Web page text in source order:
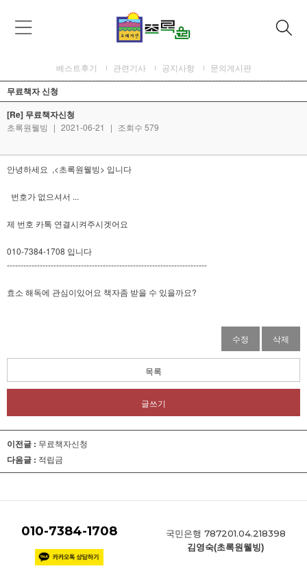
베스트후기 관련기사 공지사항 문의게시판
무료책자 신청
[Re] 무료책자신청
초록원웰빙 | 2021-06-21 | 조회수 579
안녕하세요 ,<초록원웰빙> 입니다
번호가 없으셔서 ...
제 번호 카톡 연결시켜주시겟어요
010-7384-1708 입니다
-------------------------------------------------------------------------
효소 해독에 관심이있어요 책자좀 받을 수 있을까요?
수정 삭제
목록
글쓰기
이전글 : 무료책자신청
다음글 : 적립금
010-7384-1708 국민은행 787201.04.218398
김영숙(초록원웰빙)